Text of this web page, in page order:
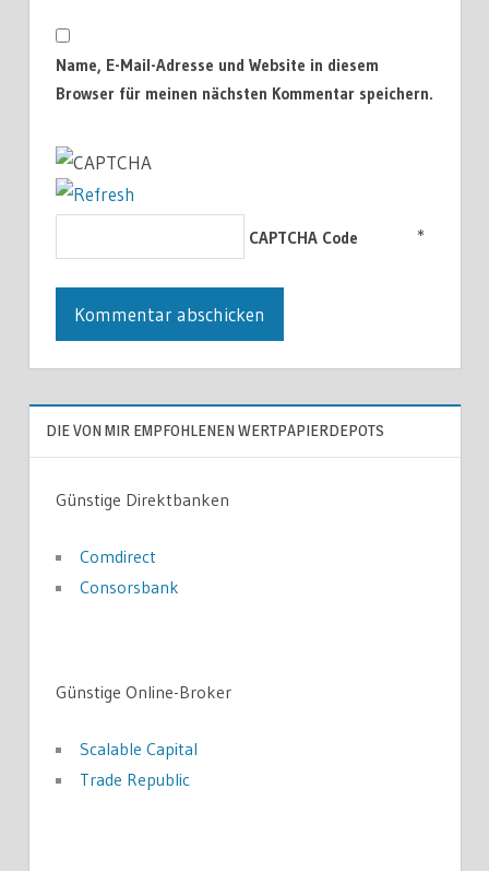
Name, E-Mail-Adresse und Website in diesem
Browser für meinen nächsten Kommentar speichern.
CAPTCHA Code *
DIE VON MIR EMPFOHLENEN WERTPAPIERDEPOTS
Günstige Direktbanken
Comdirect
Consorsbank
Günstige Online-Broker
Scalable Capital
Trade Republic